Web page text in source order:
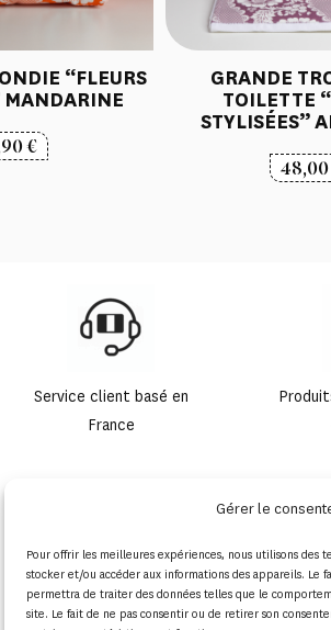
Gérer le
Pour offrir les meilleures expériences, nous utilisons des
stocker et/ou accéder aux informations des appareils. Le
permettra de traiter des données telles que le
site. Le fait de ne pas consentir ou de retirer son
“FLEURS
MANDARINE
€
GRANDE
TOILETTE
STYLISÉES”
Service client basé en
France